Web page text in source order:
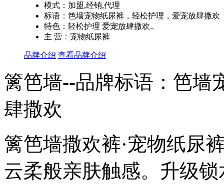
模式：加盟,经销,代理
标语：笆墙宠物纸尿裤，轻松护理，爱宠放肆撒欢
特色：轻松护理 爱宠放肆撒欢..
主 营：宠物纸尿裤
品牌介绍 查看品牌介绍
篱笆墙--品牌标语： 笆墙
肆撒欢
篱笆墙撒欢裤·宠物纸尿
云柔般亲肤触感。升级